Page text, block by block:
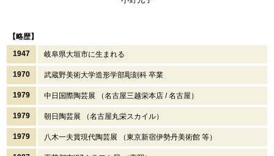
【略歴】
1947
岐阜県大垣市に生まれる
1970 武蔵野美術大学造形学部彫刻科 卒業
1979 中日国際陶芸展 （名古屋三越栄本店 / 名古屋）
1979 朝日陶芸展 （名古屋丸栄スカイル）
1979 八木一夫賞現代陶芸展 （東京新宿伊勢丹美術館 等）